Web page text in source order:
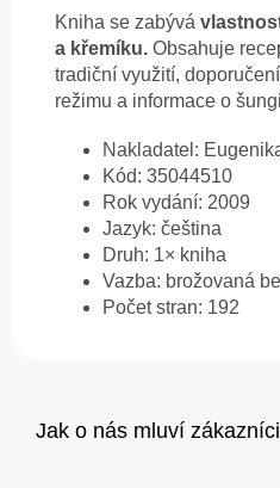
Kniha se zabývá
a křemíku. Obsahuje
tradiční využití,
režimu a informace o
Nakladatel:
Kód: 35044510
Rok vydání: 2009
Jazyk: čeština
Druh: 1× kniha
Vazba: brožovaná
Počet stran: 192